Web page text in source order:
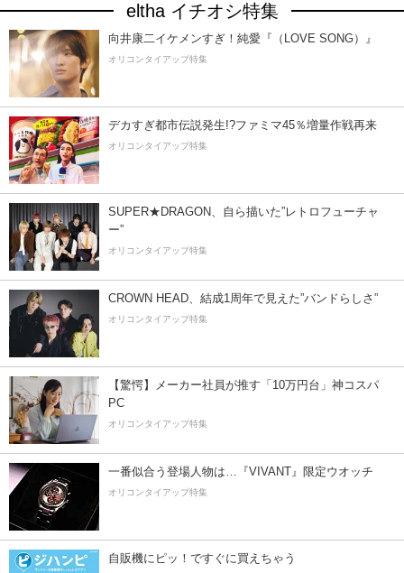
eltha イチオシ特集
向井康二イケメンすぎ！純愛『（LOVE SONG）』
オリコンタイアップ特集
デカすぎ都市伝説発生!?ファミマ45％増量作戦再来
オリコンタイアップ特集
SUPER★DRAGON、自ら描いた”レトロフューチャ
ー”
オリコンタイアップ特集
CROWN HEAD、結成1周年で見えた”バンドらしさ”
オリコンタイアップ特集
【驚愕】メーカー社員が推す「10万円台」神コスパ
PC
オリコンタイアップ特集
一番似合う登場人物は…『VIVANT』限定ウオッチ
オリコンタイアップ特集
自販機にピッ！ですぐに買えちゃう